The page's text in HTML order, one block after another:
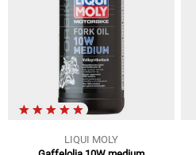
LIQUI MOLY